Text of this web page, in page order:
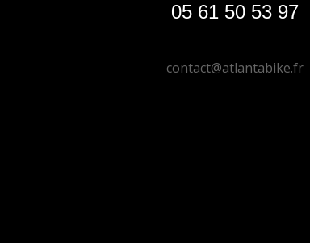
05 61 50 53 97
contact@atlantabike.fr